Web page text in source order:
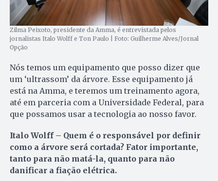
Zilma Peixoto, presidente da Amma, é entrevistada pelos
jornalistas Italo Wolff e Ton Paulo | Foto: Guilherme Alves/Jornal
Opção
Nós temos um equipamento que posso dizer que
um ‘ultrassom’ da árvore. Esse equipamento já
está na Amma, e teremos um treinamento agora,
até em parceria com a Universidade Federal, para
que possamos usar a tecnologia ao nosso favor.
Italo Wolff – Quem é o responsável por definir
como a árvore será cortada? Fator importante,
tanto para não matá-la, quanto para não
danificar a fiação elétrica.